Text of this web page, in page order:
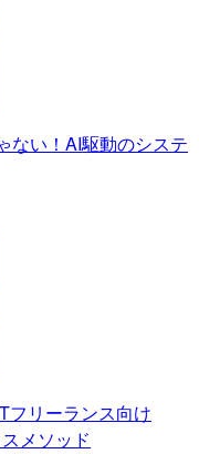
ない！AI駆動のシステ
フリーランス向け
メソッド